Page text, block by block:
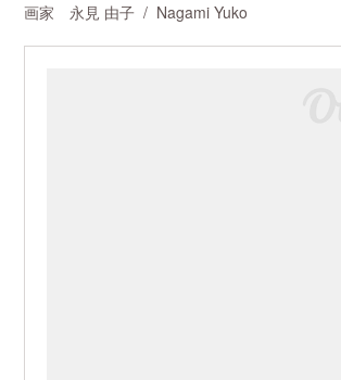
画家 永見 由子 / Nagami Yuko